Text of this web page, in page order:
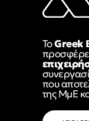
ΤοGreek
που
της ΜμΕ